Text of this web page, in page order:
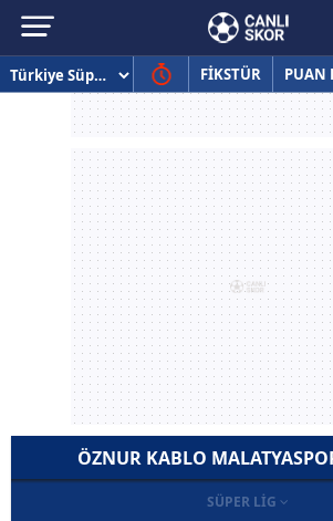
FİKSTÜR PUAN
ÖZNUR KABLO
SÜPER LIG